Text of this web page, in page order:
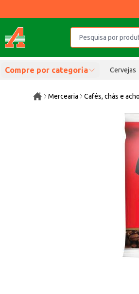
Compre por categoria Cervejas
Mercearia Cafés, chás e